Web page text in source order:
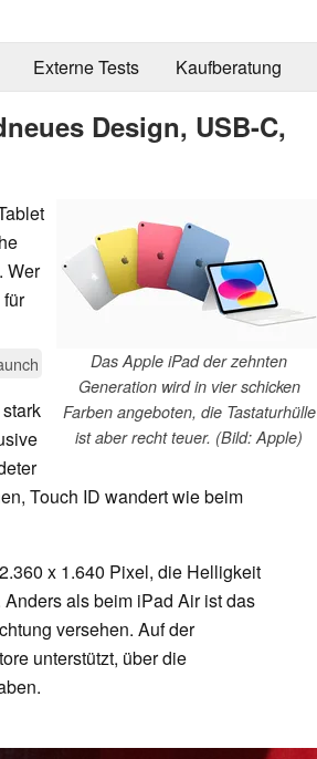
Externe Tests Kaufberatung
Design, USB-C,
Das Apple iPad der zehnten
Generation wird in vier schicken
Farben angeboten, die Tastaturhülle
ist aber recht teuer. (Bild: Apple)
Wer
Touch ID wandert wie beim
x 1.640 Pixel, die Helligkeit
als beim iPad Air ist das
versehen. Auf der
unterstützt, über die